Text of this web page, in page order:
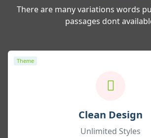
There are many variations words
passages dont
Theme
Clean Design
Unlimited Styles